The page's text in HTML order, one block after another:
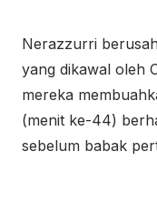
Nerazzurri
yang dikawal oleh
mereka
(menit ke-44)
sebelum babak